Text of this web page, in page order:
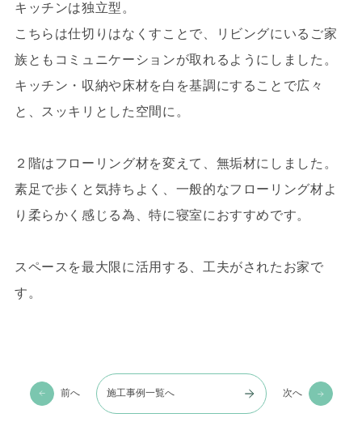
キッチンは独立型。
こちらは仕切りはなくすことで、リビングにいるご家
族ともコミュニケーションが取れるようにしました。
キッチン・収納や床材を白を基調にすることで広々
と、スッキリとした空間に。
２階はフローリング材を変えて、無垢材にしました。
素足で歩くと気持ちよく、一般的なフローリング材よ
り柔らかく感じる為、特に寝室におすすめです。
スペースを最大限に活用する、工夫がされたお家で
す。
前へ 施工事例一覧へ 次へ